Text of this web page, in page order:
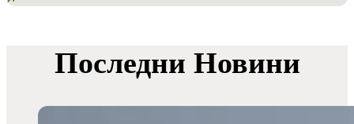
Последни Новини